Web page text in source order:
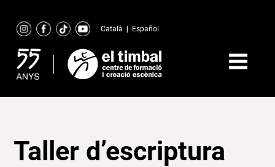
content
Català Español
Taller d’escriptura